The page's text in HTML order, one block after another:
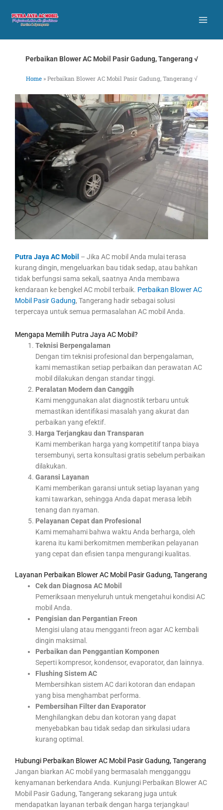
content
Perbaikan Blower AC Mobil Pasir Gadung, Tangerang √
Home» Perbaikan Blower AC Mobil Pasir Gadung, Tangerang √
Putra Jaya AC Mobil – Jika AC mobil Anda mulai terasa
kurang dingin, mengeluarkan bau tidak sedap, atau bahkan
tidak berfungsi sama sekali, saatnya Anda membawa
kendaraan ke bengkel AC mobil terbaik. Perbaikan Blower AC
Mobil Pasir Gadung, Tangerang hadir sebagai solusi
terpercaya untuk semua permasalahan AC mobil Anda.
Mengapa Memilih Putra Jaya AC Mobil?
Teknisi Berpengalaman
Dengan tim teknisi profesional dan berpengalaman,
kami memastikan setiap perbaikan dan perawatan AC
mobil dilakukan dengan standar tinggi.
Peralatan Modern dan Canggih
Kami menggunakan alat diagnostik terbaru untuk
memastikan identifikasi masalah yang akurat dan
perbaikan yang efektif.
Harga Terjangkau dan Transparan
Kami memberikan harga yang kompetitif tanpa biaya
tersembunyi, serta konsultasi gratis sebelum perbaikan
dilakukan.
Garansi Layanan
Kami memberikan garansi untuk setiap layanan yang
kami tawarkan, sehingga Anda dapat merasa lebih
tenang dan nyaman.
Pelayanan Cepat dan Profesional
Kami memahami bahwa waktu Anda berharga, oleh
karena itu kami berkomitmen memberikan pelayanan
yang cepat dan efisien tanpa mengurangi kualitas.
Layanan Perbaikan Blower AC Mobil Pasir Gadung, Tangerang
Cek dan Diagnosa AC Mobil
Pemeriksaan menyeluruh untuk mengetahui kondisi AC
mobil Anda.
Pengisian dan Pergantian Freon
Mengisi ulang atau mengganti freon agar AC kembali
dingin maksimal.
Perbaikan dan Penggantian Komponen
Seperti kompresor, kondensor, evaporator, dan lainnya.
Flushing Sistem AC
Membersihkan sistem AC dari kotoran dan endapan
yang bisa menghambat performa.
Pembersihan Filter dan Evaporator
Menghilangkan debu dan kotoran yang dapat
menyebabkan bau tidak sedap dan sirkulasi udara
kurang optimal.
Hubungi Perbaikan Blower AC Mobil Pasir Gadung, Tangerang
Jangan biarkan AC mobil yang bermasalah mengganggu
kenyamanan berkendara Anda. Kunjungi Perbaikan Blower AC
Mobil Pasir Gadung, Tangerang sekarang juga untuk
mendapatkan layanan terbaik dengan harga terjangkau!